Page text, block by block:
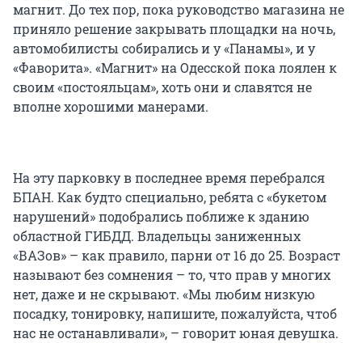
магнит. До тех пор, пока руководство магазина не
приняло решение закрывать площадки на ночь,
автомобилисты собирались и у «Панамы», и у
«Фаворита». «Магнит» на Одесской пока лоялен к
своим «постояльцам», хоть они и славятся не
вполне хорошими манерами.
На эту парковку в последнее время перебрался
БПАН. Как будто специально, ребята с «букетом
нарушений» подобрались поближе к зданию
областной ГИБДД. Владельцы заниженных
«ВАЗов» – как правило, парни от 16 до 25. Возраст
называют без сомнения – то, что прав у многих
нет, даже и не скрывают. «Мы любим низкую
посадку, тонировку, напишите, пожалуйста, чтоб
нас не останавливали», – говорит юная девушка.